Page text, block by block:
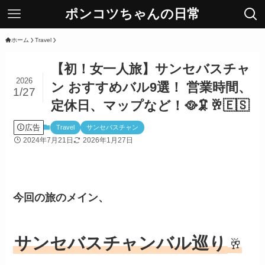
ポンコツちゃんの日常
ホーム Travel
【初！女一人旅】サンセバスチャ
ン おすすめバル9選！ 営業時間、
定休日、マップなど！🥘🦑🥂🇪🇸
2026
1/27
広告 Travel サンセバスチャン
2024年7月21日 2026年1月27日
今回の旅のメイン、
サンセバスチャンバル巡り🥂